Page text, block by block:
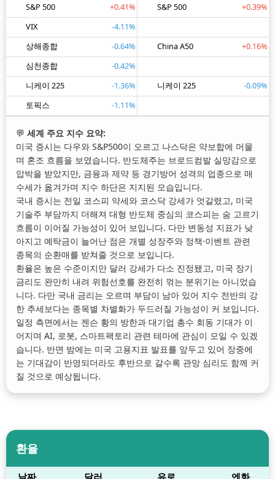
S&P 500
+0.41% S&P 500
+0.39%
VIX
-4.11%
상해종합
-0.64% China A50
+0.16%
심천종합
-0.42%
니케이 225
-1.36% 니케이 225
-0.09%
토픽스
-1.11%
💬 세계 주요 지수 요약:
미국 증시는 다우와 S&P500이 오르고 나스닥은 약보합에 머물
며 혼조 흐름을 보였습니다. 반도체주는 브로드컴발 실망감으로
압박을 받았지만, 금융과 제약 등 경기방어 성격의 업종으로 매
수세가 옮겨가며 지수 하단은 지지된 모습입니다.
국내 증시는 전일 코스피 약세와 코스닥 강세가 엇갈렸고, 미국
기술주 부담까지 더해져 대형 반도체 중심의 코스피는 숨 고르기
흐름이 이어질 가능성이 있어 보입니다. 다만 변동성 지표가 낮
아지고 예탁금이 늘어난 점은 개별 성장주와 정책·이벤트 관련
종목의 순환매를 받쳐줄 것으로 보입니다.
환율은 높은 수준이지만 달러 강세가 다소 진정됐고, 미국 장기
금리도 완만히 내려 위험선호를 완전히 꺾는 분위기는 아니었습
니다. 다만 국내 금리는 오르며 부담이 남아 있어 지수 전반의 강
한 추세보다는 종목별 차별화가 두드러질 가능성이 커 보입니다.
일정 측면에서는 젠슨 황의 방한과 대기업 총수 회동 기대가 이
어지며 AI, 로봇, 스마트팩토리 관련 테마에 관심이 모일 수 있겠
습니다. 반면 밤에는 미국 고용지표 발표를 앞두고 있어 장중에
는 기대감이 반영되더라도 후반으로 갈수록 관망 심리도 함께 커
질 것으로 예상됩니다.
환율